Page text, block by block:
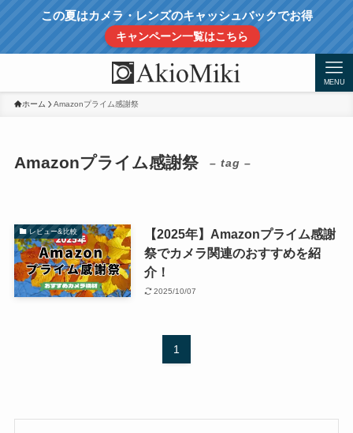
この夏はカメラ・レンズのキャッシュバックでお得
キャンペーン一覧はこちら
MENU
ホーム Amazonプライム感謝祭
Amazonプライム感謝祭 – tag –
レビュー&比較
【2025年】Amazonプライム感謝
祭でカメラ関連のおすすめを紹
介！
2025/10/07
1